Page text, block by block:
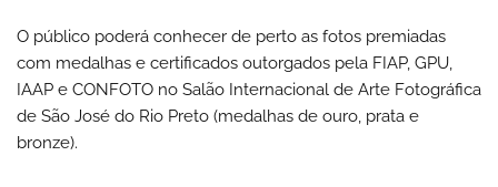
O público poderá conhecer de perto as fotos premiadas
com medalhas e certificados outorgados pela FIAP, GPU,
IAAP e CONFOTO no Salão Internacional de Arte Fotográfica
de São José do Rio Preto (medalhas de ouro, prata e
bronze).